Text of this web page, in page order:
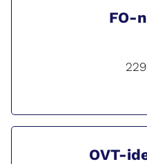
FO-
OVT-